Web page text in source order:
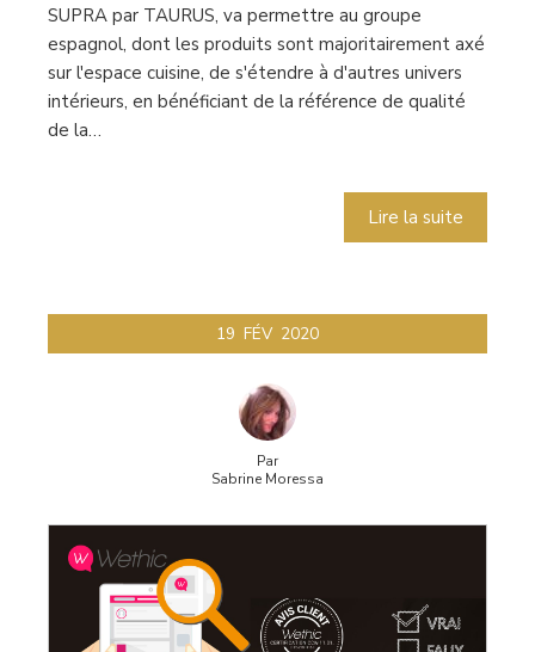
SUPRA par TAURUS, va permettre au groupe
espagnol, dont les produits sont majoritairement axé
sur l'espace cuisine, de s'étendre à d'autres univers
intérieurs, en bénéficiant de la référence de qualité
de la…
Lire la suite
19 FÉV 2020
Par
Sabrine Moressa